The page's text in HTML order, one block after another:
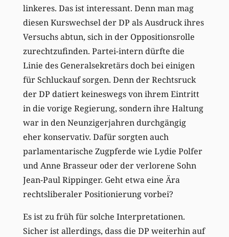
linkeres. Das ist interessant. Denn man mag
diesen Kurswechsel der DP als Ausdruck ihres
Versuchs abtun, sich in der Oppositionsrolle
zurechtzufinden. Partei-intern dürfte die
Linie des Generalsekretärs doch bei einigen
für Schluckauf sorgen. Denn der Rechtsruck
der DP datiert keineswegs von ihrem Eintritt
in die vorige Regierung, sondern ihre Haltung
war in den Neunzigerjahren durchgängig
eher konservativ. Dafür sorgten auch
parlamentarische Zugpferde wie Lydie Polfer
und Anne Brasseur oder der verlorene Sohn
Jean-Paul Rippinger. Geht etwa eine Ära
rechtsliberaler Positionierung vorbei?
Es ist zu früh für solche Interpretationen.
Sicher ist allerdings, dass die DP weiterhin auf